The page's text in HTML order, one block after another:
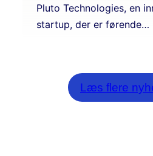
Pluto Technologies, en
startup, der er førende…
Læs flere